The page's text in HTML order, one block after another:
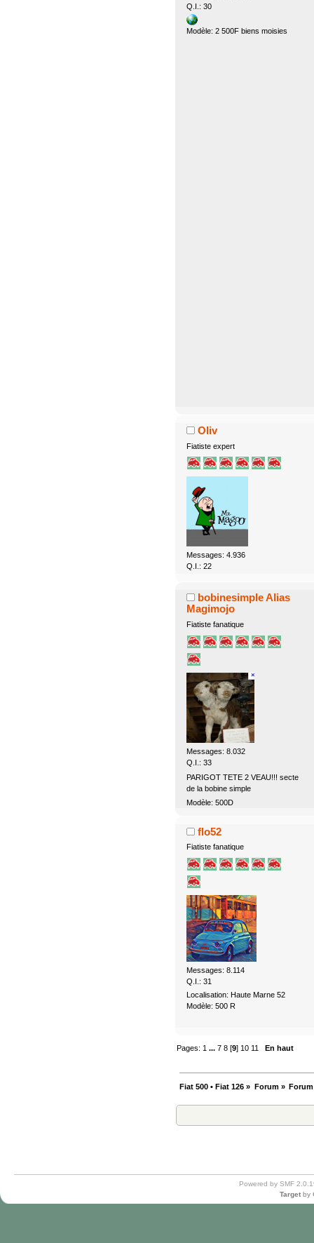
Q.I.: 30
Modèle: 2 500F biens moisies
Oliv
Fiatiste expert
Messages: 4.936
Q.I.: 22
bobinesimple Alias
Magimojo
Fiatiste fanatique
Messages: 8.032
Q.I.: 33
PARIGOT TETE 2 VEAU!!! secte
de la bobine simple
Modèle: 500D
flo52
Fiatiste fanatique
Messages: 8.114
Q.I.: 31
Localisation: Haute Marne 52
Modèle: 500 R
Pages: 1 ...7 8 [9] 10 11 En haut
Fiat 500 • Fiat 126 » Forum»
Powered by SMF
Target by